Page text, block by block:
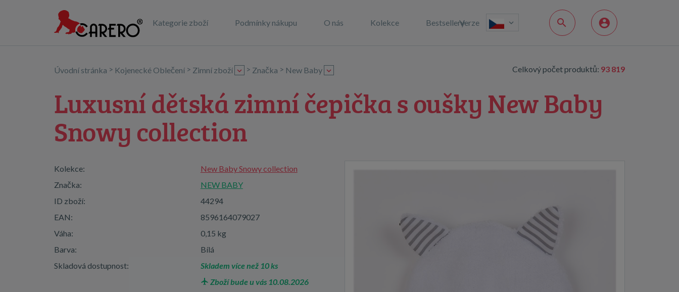
Kategorie zboží Podmínky nákupu O nás Kolekce BestselleryVerze
Celkový počet produktů: 93 819
Úvodní stránka > Kojenecké Oblečení > Zimní zboží > Značka > New Baby
Luxusní dětská zimní čepička s oušky New Baby
Snowy collection
Kolekce:
New Baby Snowy collection
Značka:
NEW BABY
ID zboží:
44294
EAN:
8596164079027
Váha:
0,15 kg
Barva:
Bílá
Skladová dostupnost:
Skladem více než 10 ks
Zboží bude u vás 10.08.2026